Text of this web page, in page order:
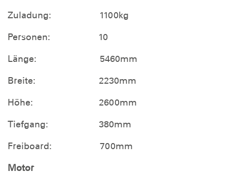
Zuladung: 1100kg
Personen: 10
Länge: 5460mm
Breite: 2230mm
Höhe: 2600mm
Tiefgang: 380mm
Freiboard: 700mm
Motor